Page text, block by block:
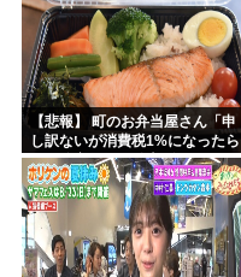
【悲報】 町のお弁当屋さん「申
し訳ないが消費税1%になったら
その分商品代を値上げするわ」